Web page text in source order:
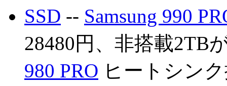
SSD -- Samsung 990
28480円、非搭載2TB
980 PRO ヒートシン